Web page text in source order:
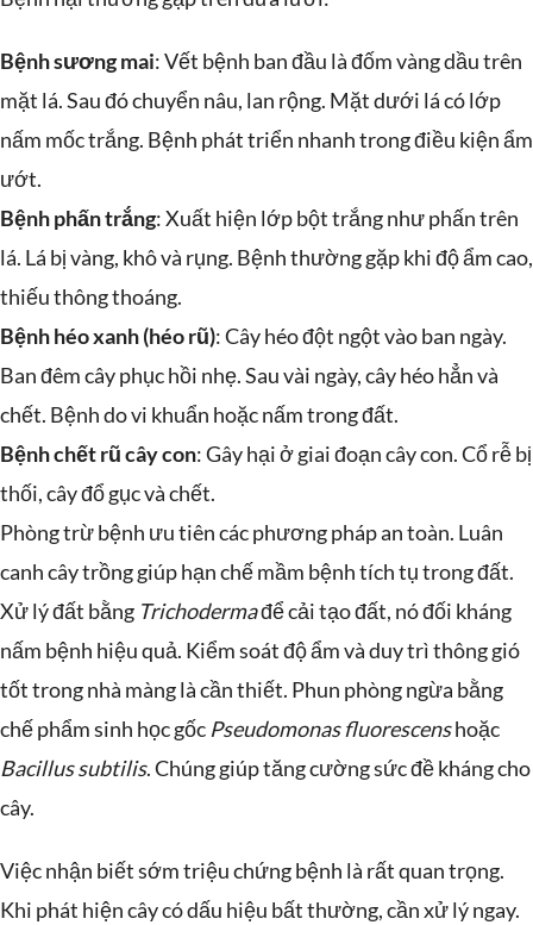
Bệnh sương mai: Vết bệnh ban đầu là đốm vàng dầu trên
mặt lá. Sau đó chuyển nâu, lan rộng. Mặt dưới lá có lớp
nấm mốc trắng. Bệnh phát triển nhanh trong điều kiện ẩm
ướt.
Bệnh phấn trắng: Xuất hiện lớp bột trắng như phấn trên
lá. Lá bị vàng, khô và rụng. Bệnh thường gặp khi độ ẩm cao,
thiếu thông thoáng.
Bệnh héo xanh (héo rũ): Cây héo đột ngột vào ban ngày.
Ban đêm cây phục hồi nhẹ. Sau vài ngày, cây héo hẳn và
chết. Bệnh do vi khuẩn hoặc nấm trong đất.
Bệnh chết rũ cây con: Gây hại ở giai đoạn cây con. Cổ rễ bị
thối, cây đổ gục và chết.
Phòng trừ bệnh ưu tiên các phương pháp an toàn. Luân
canh cây trồng giúp hạn chế mầm bệnh tích tụ trong đất.
Xử lý đất bằng Trichodermađể cải tạo đất, nó đối kháng
nấm bệnh hiệu quả. Kiểm soát độ ẩm và duy trì thông gió
tốt trong nhà màng là cần thiết. Phun phòng ngừa bằng
chế phẩm sinh học gốc Pseudomonas fluorescenshoặc
Bacillus subtilis. Chúng giúp tăng cường sức đề kháng cho
cây.
Việc nhận biết sớm triệu chứng bệnh là rất quan trọng.
Khi phát hiện cây có dấu hiệu bất thường, cần xử lý ngay.